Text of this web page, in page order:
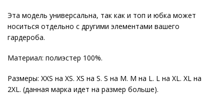
Эта модель универсальна, так как и топ и юбка может
носиться отдельно с другими элементами вашего
гардероба.
Материал: полиэстер 100%.
Размеры: XXS на XS. XS на S. S на M. M на L. L на XL. XL на
2XL. (данная марка идет на размер больше).